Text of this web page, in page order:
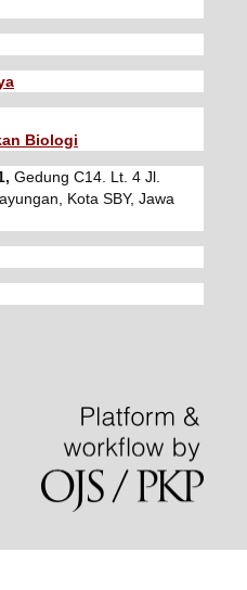
Biologi
Gedung C14. Lt. 4 Jl.
Kota SBY, Jawa